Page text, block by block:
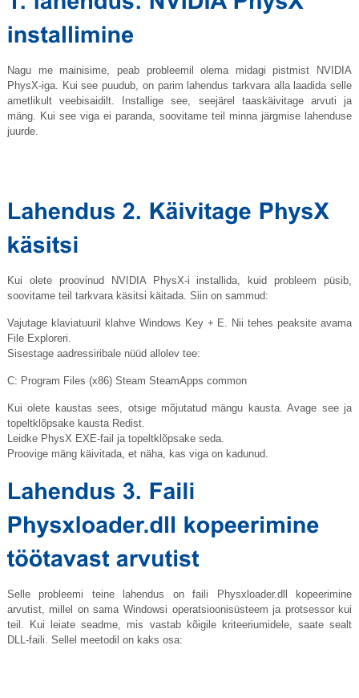
Nagu me mainisime, peab probleemil olema midagi pistmist NVIDIA
PhysX-iga. Kui see puudub, on parim lahendus tarkvara alla laadida selle
ametlikult veebisaidilt. Installige see, seejärel taaskäivitage arvuti ja
mäng. Kui see viga ei paranda, soovitame teil minna järgmise lahenduse
juurde.
Kui olete proovinud NVIDIA PhysX-i installida, kuid probleem püsib,
soovitame teil tarkvara käsitsi käitada. Siin on sammud:
Vajutage klaviatuuril klahve Windows Key + E. Nii tehes peaksite avama
File Exploreri.
Sisestage aadressiribale nüüd allolev tee:
C: Program Files (x86) Steam SteamApps common
Kui olete kaustas sees, otsige mõjutatud mängu kausta. Avage see ja
topeltklõpsake kausta Redist.
Leidke PhysX EXE-fail ja topeltklõpsake seda.
Proovige mäng käivitada, et näha, kas viga on kadunud.
Selle probleemi teine ​​lahendus on faili Physxloader.dll
kopeerimine
arvutist, millel on sama Windowsi operatsioonisüsteem ja protsessor kui
teil. Kui leiate seadme, mis vastab kõigile kriteeriumidele, saate sealt
DLL-faili. Sellel meetodil on kaks osa: